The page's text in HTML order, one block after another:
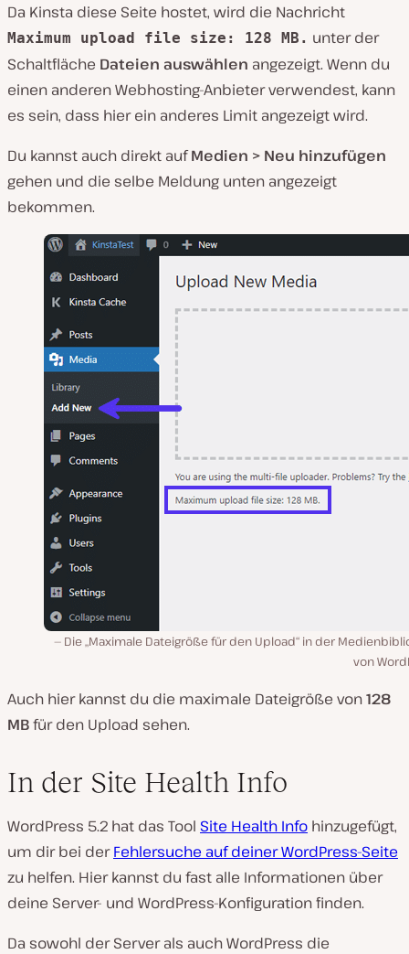
Da Kinsta diese Seite hostet, wird die Nachricht
Maximum upload file size: 128 MB. unter der
Schaltfläche Dateien auswählen angezeigt. Wenn du
einen anderen Webhosting-Anbieter verwendest, kann
es sein, dass hier ein anderes Limit angezeigt wird.
Du kannst auch direkt aufMedien > Neu hinzufügen
gehen und die selbe Meldung unten angezeigt
bekommen.
Die „Maximale Dateigröße für den Upload“ in der
von
Auch hier kannst du die maximale Dateigröße von128
MBfür den Upload sehen.
In der Site Health Info
WordPress 5.2 hat das Tool Site Health Info hinzugefügt,
um dir bei derFehlersuche auf deiner WordPress-Seite
zu helfen. Hier kannst du fast alle Informationen über
deine Server- und WordPress-Konfiguration finden.
Da sowohl der Server als auch WordPress die